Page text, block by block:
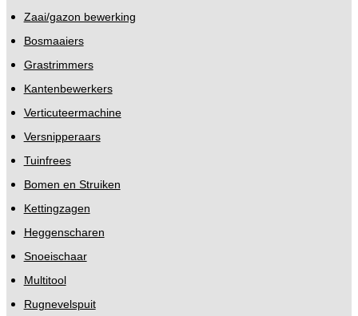
Zaai/gazon bewerking
Bosmaaiers
Grastrimmers
Kantenbewerkers
Verticuteermachine
Versnipperaars
Tuinfrees
Bomen en Struiken
Kettingzagen
Heggenscharen
Snoeischaar
Multitool
Rugnevelspuit